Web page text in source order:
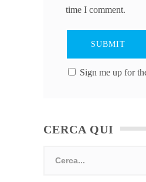
time I comment.
Sign me up for
CERCA QUI